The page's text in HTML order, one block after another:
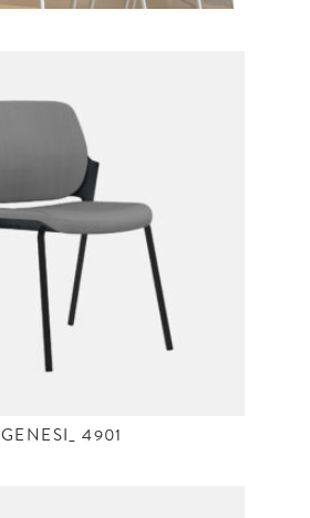
GENESI_ 4901